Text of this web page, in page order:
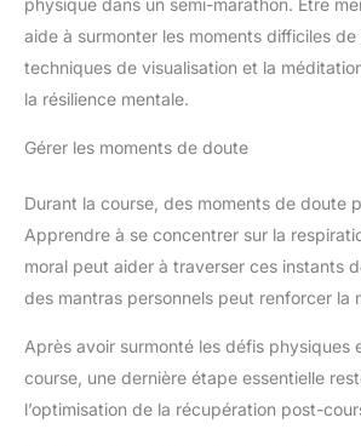
physique dans un semi-marathon. Être
aide à surmonter les moments difficiles de
techniques de visualisation et la
la résilience mentale.
Gérer les moments de doute
Durant la course, des moments de doute
Apprendre à se concentrer sur la
moral peut aider à traverser ces instants
des mantras personnels peut renforcer la
Après avoir surmonté les défis physiques
course, une dernière étape essentielle
l’optimisation de la récupération post-